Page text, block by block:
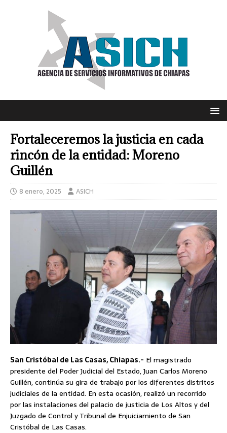
Fortaleceremos la justicia en cada
rincón de la entidad: Moreno
Guillén
8 enero, 2025 ASICH
San Cristóbal de Las Casas, Chiapas.- El magistrado
presidente del Poder Judicial del Estado, Juan Carlos Moreno
Guillén, continúa su gira de trabajo por los diferentes distritos
judiciales de la entidad. En esta ocasión, realizó un recorrido
por las instalaciones del palacio de justicia de Los Altos y del
Juzgado de Control y Tribunal de Enjuiciamiento de San
Cristóbal de Las Casas.